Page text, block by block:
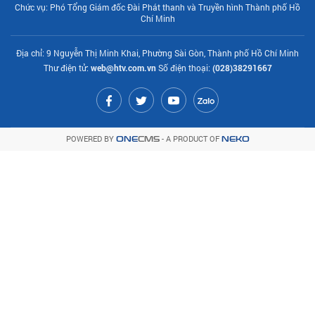
Chức vụ: Phó Tổng Giám đốc Đài Phát thanh và Truyền hình Thành phố Hồ
Chí Minh
Địa chỉ: 9 Nguyễn Thị Minh Khai, Phường Sài Gòn, Thành phố Hồ Chí Minh
Thư điện tử: web@htv.com.vnSố điện thoại: (028)38291667
POWERED BY ONECMS- A PRODUCT OF NEKO